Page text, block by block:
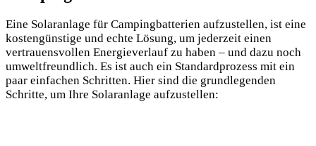
Eine Solaranlage für Campingbatterien aufzustellen, ist eine
kostengünstige und echte Lösung, um jederzeit einen
vertrauensvollen Energieverlauf‌ zu haben – und dazu​ noch
umweltfreundlich. Es ist auch ‍ein Standardprozess mit ein
paar einfachen Schritten. Hier⁣ sind die grundlegenden
Schritte, um Ihre Solaranlage ​aufzustellen: